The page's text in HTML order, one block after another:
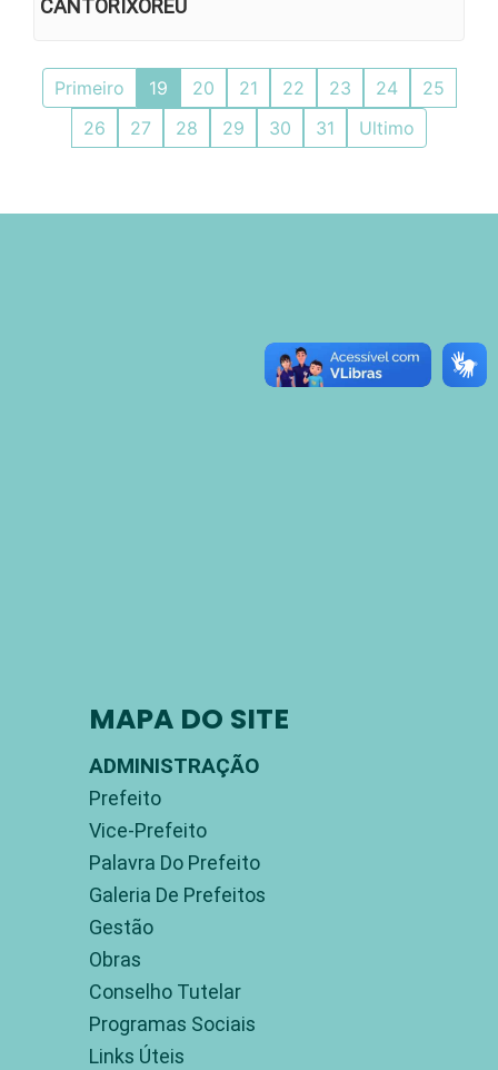
CANTORIXORÉU
Primeiro 19 20 21 22 23 24
25
26
27 28 29 30 31 Ultimo
MAPA DO SITE
ADMINISTRAÇÃO
Prefeito
Vice-Prefeito
Palavra Do Prefeito
Galeria De Prefeitos
Gestão
Obras
Conselho Tutelar
Programas Sociais
Links Úteis